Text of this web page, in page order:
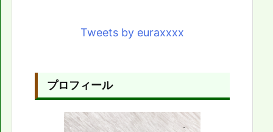
Tweets by euraxxxx
プロフィール